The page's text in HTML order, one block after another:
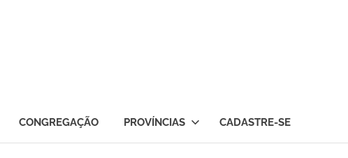
CONGREGAÇÃO PROVÍNCIAS CADASTRE-SE